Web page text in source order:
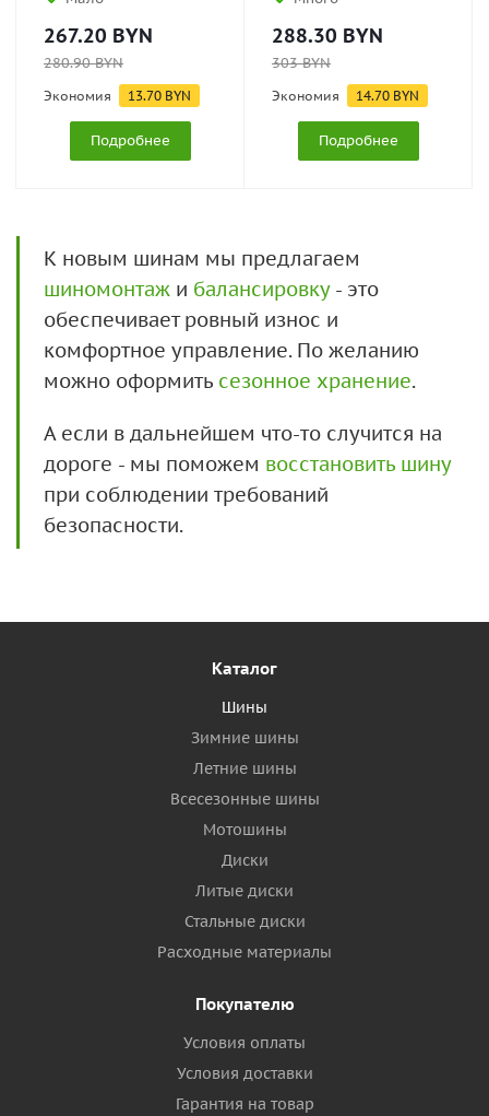
267.20 BYN
280.90BYN
Экономия 13.70 BYN
Подробнее
288.30 BYN
303BYN
Экономия 14.70 BYN
Подробнее
К новым шинам мы предлагаем
шиномонтаж и балансировку- это
обеспечивает ровный износ и
комфортное управление. По желанию
можно оформить сезонное хранение.
А если в дальнейшем что-то случится на
дороге - мы поможем восстановить шину
при соблюдении требований
безопасности.
Каталог
Шины
Зимние шины
Летние шины
Всесезонные шины
Мотошины
Диски
Литые диски
Стальные диски
Расходные материалы
Покупателю
Условия оплаты
Условия доставки
Гарантия на товар